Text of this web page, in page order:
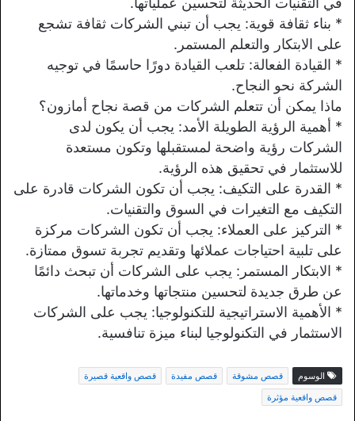
* بناء ثقافة قوية: يجب أن تبني الشركات ثقافة تشجع
على الابتكار والتعلم المستمر.
* القيادة الفعالة: تلعب القيادة دورًا حاسمًا في توجيه
الشركة نحو النجاح.
ماذا يمكن أن تتعلم الشركات من قصة نجاح أمازون؟
* أهمية الرؤية الطويلة الأمد: يجب أن يكون لدى
الشركات رؤية واضحة لمستقبلها وتكون مستعدة
للاستثمار في تحقيق هذه الرؤية.
* القدرة على التكيف: يجب أن تكون الشركات قادرة على
التكيف مع التغيرات في السوق والتقنيات.
* التركيز على العملاء: يجب أن تكون الشركات مركزة
على تلبية احتياجات عملائها وتقديم تجربة تسوق ممتازة.
* الابتكار المستمر: يجب على الشركات أن تبحث دائمًا
عن طرق جديدة لتحسين منتجاتها وخدماتها.
* الأهمية الاستراتيجية للتكنولوجيا: يجب على الشركات
الاستثمار في التكنولوجيا لبناء ميزة تنافسية.
الوسوم قصص مشوقة قصص مفيدة
قصص واقعية قصيرة
قصص واقعية مؤثرة